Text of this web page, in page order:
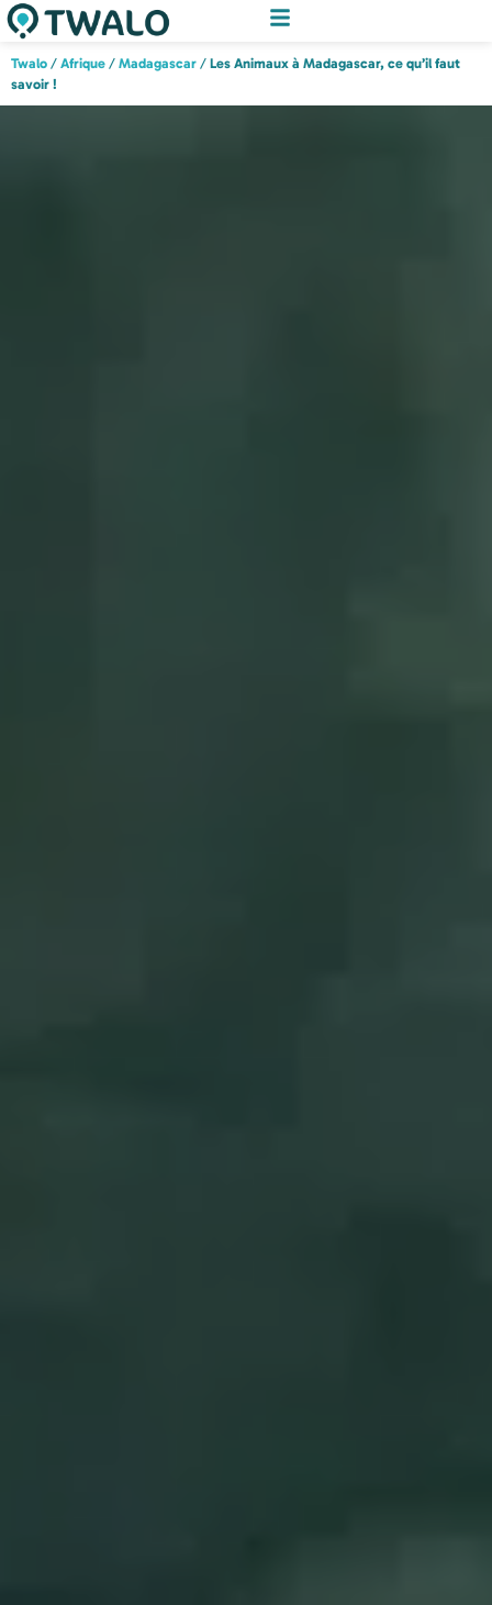
Twalo / Afrique / Madagascar / Les Animaux à Madagascar, ce qu’il faut
savoir !